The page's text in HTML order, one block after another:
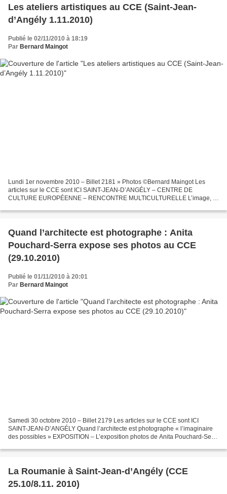
Les ateliers artistiques au CCE (Saint-Jean-
d’Angély 1.11.2010)
Publié le 02/11/2010 à 18:19
Par Bernard Maingot
Lundi 1er novembre 2010 – Billet 2181 » Photos ©Bernard Maingot Les
articles sur le CCE sont ICI SAINT-JEAN-D’ANGÉLY – CENTRE DE
CULTURE EUROPÉENNE – RENCONTRE MULTICULTURELLE L’image, la
Quand l’architecte est photographe : Anita
Pouchard-Serra expose ses photos au CCE
(29.10.2010)
Publié le 01/11/2010 à 20:01
Par Bernard Maingot
Samedi 30 octobre 2010 – Billet 2179 Les articles sur le CCE sont ICI
SAINT-JEAN-D’ANGÉLY Quand l’architecte est photographe « l’imaginaire
des possibles » EXPOSITION – L’exposition photos de Anita Pouchard-Serra
La Roumanie à Saint-Jean-d’Angély (CCE
25.10/8.11. 2010)